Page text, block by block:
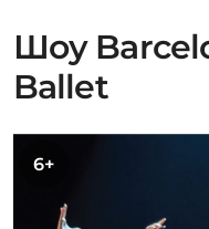
Шоу
Ballet
6+